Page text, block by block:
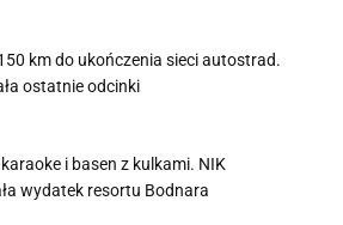
km do ukończenia sieci autostrad.
ostatnie odcinki
i basen z kulkami. NIK
wydatek resortu Bodnara